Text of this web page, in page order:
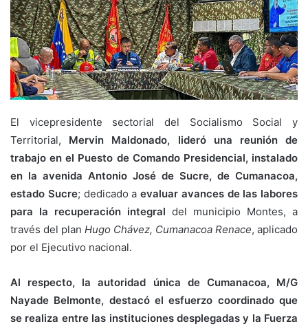
El vicepresidente sectorial del Socialismo Social y
Territorial, Mervin Maldonado, lideró una reunión de
trabajo en el Puesto de Comando Presidencial, instalado
en la avenida Antonio José de Sucre, de Cumanacoa,
estado Sucre; dedicado a evaluar avances de las labores
para la recuperación integral del municipio Montes, a
través del plan Hugo Chávez, Cumanacoa Renace, aplicado
por el Ejecutivo nacional.⁣
Al respecto, la autoridad única de Cumanacoa, M/G
Nayade Belmonte, destacó el esfuerzo coordinado que
se realiza entre las instituciones desplegadas y la Fuerza